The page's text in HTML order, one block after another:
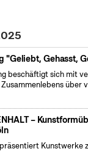
"Geliebt, Gehasst,
beschäftigt sich mit
über
–
Kunstwerke